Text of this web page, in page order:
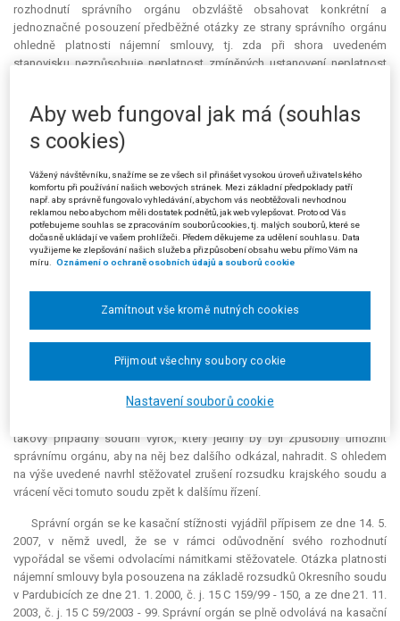
rozhodnutí správního orgánu obzvláště obsahovat konkrétní a
jednoznačné posouzení předběžné otázky ze strany správního orgánu
ohledně platnosti nájemní smlouvy, tj. zda při shora uvedeném
stanovisku nezpůsobuje neplatnost zmíněných ustanovení neplatnost
posouzení této zásadní předběžné otázky rezignoval a považoval
nájemní smlouvu bez dalšího za platnou a za neplatný jenom dodatek. V
návaznosti na výše uvedené stěžovatel namítá, že napadený rozsudek
neodpovídá na otázku, zda se žalované rozhodnutí zabývá adekvátním
způsobem posouzením platnosti či neplatnosti nájemní smlouvy a ze
skutečnosti, že toto posouzení chybí, nevyvozuje žádné procesní závěry.
Místo toho pouze nesprávně uvádí, že otázka platnosti nájemní smlouvy
byla předmětem soudního hodnocení a že soud nevyjádřil pochybnosti
o platnosti nájemní smlouvy. Toto hodnocení však opomíjí skutečnost,
nebyla nájemní smlouva jako taková (nebylo žalováno o její neplatnost).
Neexistoval tedy žádný soudní výrok, který by tuto otázku najisto a
jednou pro vždy pravomocně řešil. Za této situace bylo povinností
řádně se s ní vypořádat, obzvláště při názoru soudu o neurčitosti části
nájemní smlouvy představující její podstatnou náležitost. Úvahy soudu v
odůvodnění citovaných rozsudků, navíc ve věci, která se samotnou
takový případný soudní výrok, který jediný by byl způsobilý umožnit
správnímu orgánu, aby na něj bez dalšího odkázal, nahradit. S ohledem
na výše uvedené navrhl stěžovatel zrušení rozsudku krajského soudu a
vrácení věci tomuto soudu zpět k dalšímu řízení.
Správní orgán se ke kasační stížnosti vyjádřil přípisem ze dne 14. 5.
2007, v němž uvedl, že se v rámci odůvodnění svého rozhodnutí
vypořádal se všemi odvolacími námitkami stěžovatele. Otázka platnosti
nájemní smlouvy byla posouzena na základě rozsudků Okresního soudu
v Pardubicích ze dne 21. 1. 2000, č. j. 15 C 159/99 - 150, a ze dne 21. 11.
2003, č. j. 15 C 59/2003 - 99. Správní orgán se plně odvolává na kasační
Aby web fungoval jak má (souhlas
s cookies)
Vážený návštěvníku, snažíme se ze všech sil přinášet vysokou úroveň uživatelského
komfortu při používání našich webových stránek. Mezi základní předpoklady patří
např. aby správně fungovalo vyhledávání, abychom vás neobtěžovali nevhodnou
reklamou nebo abychom měli dostatek podnětů, jak web vylepšovat. Proto od Vás
potřebujeme souhlas se zpracováním souborů cookies, tj. malých souborů, které se
dočasně ukládají ve vašem prohlížeči. Předem děkujeme za udělení souhlasu. Data
využijeme ke zlepšování našich služeb a přizpůsobení obsahu webu přímo Vám na
míru.
Oznámení o ochraně osobních údajů a souborů cookie
Nastavení souborů cookie
Zamítnout vše kromě nutných cookies
Přijmout všechny soubory cookie